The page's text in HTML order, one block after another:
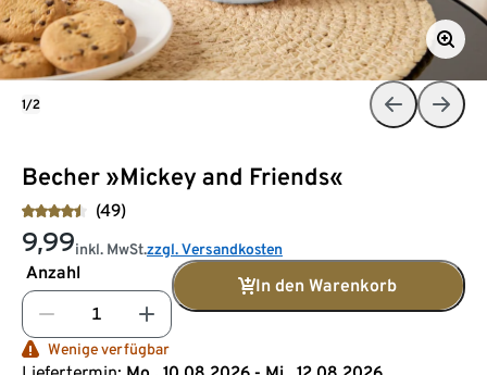
Becher »Mickey and Friends«
(49)
9,99inkl. MwSt.zzgl. Versandkosten
Anzahl
In den Warenkorb
Wenige verfügbar
1/2